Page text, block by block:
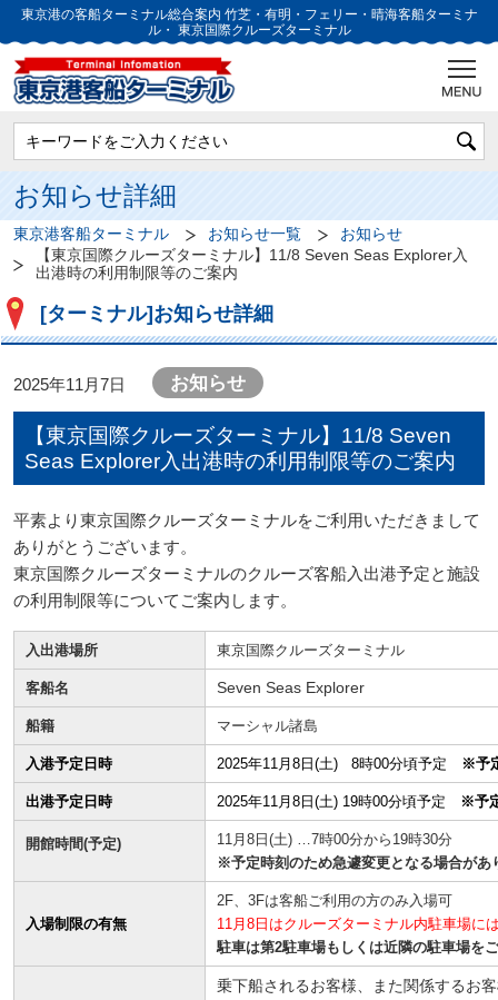
東京港の客船ターミナル総合案内 竹芝・有明・フェリー・晴海客船ターミナ
ル・ 東京国際クルーズターミナル
お知らせ詳細
東京港客船ターミナル お知らせ一覧
お知らせ
【東京国際クルーズターミナル】11/8 Seven Seas Explorer入
出港時の利用制限等のご案内
[ターミナル]お知らせ詳細
2025年11月7日 お知らせ
【東京国際クルーズターミナル】11/8 Seven
Seas Explorer入出港時の利用制限等のご案内
平素より東京国際クルーズターミナルをご利用いただきまして
ありがとうございます。
東京国際クルーズターミナルのクルーズ客船入出港予定と施設
の利用制限等についてご案内します。
入出港場所 東京国際クルーズターミナル
客船名 Seven Seas Explorer
船籍 マーシャル諸島
入港予定日時 2025年11月8日(土) 8時00分頃予定 ※予
出港予定日時 2025年11月8日(土) 19時00分頃予定 ※予
開館時間(予定)
11月8日(土) …7時00分から19時30分
※予定時刻のため急遽変更となる場合があ
入場制限の有無
2F、3Fは客船ご利用の方のみ入場可
11月8日はクルーズターミナル内駐車場に
駐車は第2駐車場もしくは近隣の駐車場を
乗下船されるお客様、また関係するお